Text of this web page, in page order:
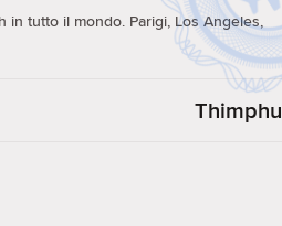
in tutto il mondo. Parigi, Los Angeles,
Thimphu